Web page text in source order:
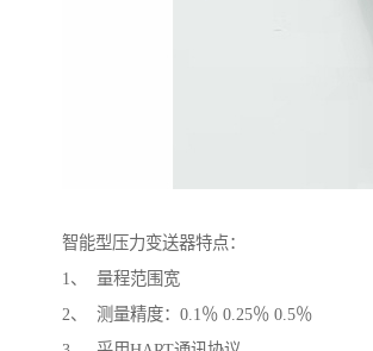
智能型压力变送器特点：
1、 量程范围宽
2、 测量精度：0.1％ 0.25％ 0.5％